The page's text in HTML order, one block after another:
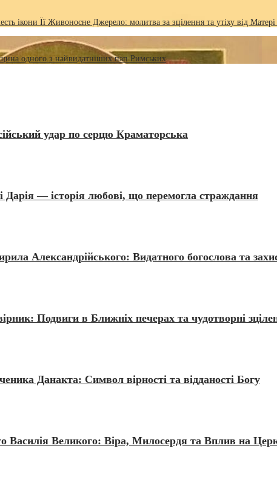
ікони Її Живоносне Джерело: молитва за зцілення та утіху від
одного з найвидатніших пап Римських
удар по серцю Краматорська
Дарія — історія любові, що перемогла страждання
Александрійського: Видатного богослова та
Подвиги в Ближніх печерах та чудотворні
Данакта: Символ вірності та відданості Богу
Василія Великого: Віра, Милосердя та Вплив на